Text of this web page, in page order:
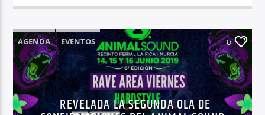
AGENDA EVENTOS 0
REVELADA LA SEGUNDA OLA DE